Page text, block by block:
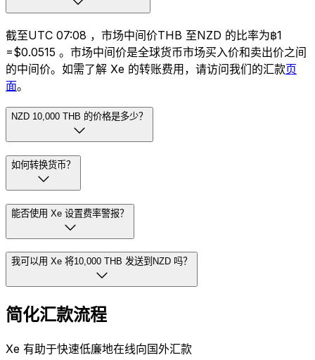
截至UTC 07:08 ，市场中间价THB 至NZD 的比率为฿1
=$0.0515 。市场中间价是全球货币市场买入价和卖出价之间
的中间价。如需了解 Xe 的转账费用，请访问我们的汇款页
面。
NZD 10,000 THB 的价格是多少？
如何转换货币？
能否使用 Xe 设置费率警报？
我可以用 Xe 将10,000 THB 发送到NZD 吗？
简化汇款流程
Xe 有助于快速低廉地在线向国外汇款